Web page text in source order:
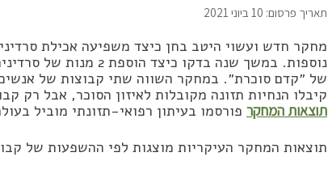
תאריך פרסום: 10 ביוני 2021
מחקר חדש ועשוי היטב בחן כיצד משפיעה אכילת
נוספות. במשך שנה
של ״קדם סוכרת״. במחקר השווה שתי קבוצות של
קיבלו הנחיות תזונה מקובלות לאיזון הסוכר, אבל רק
תוצאות המחקר פורסמו בעיתון רפואי-תזונתי מוביל
תוצאות המחקר העיקריות מוצגות לפי ההשפעות של